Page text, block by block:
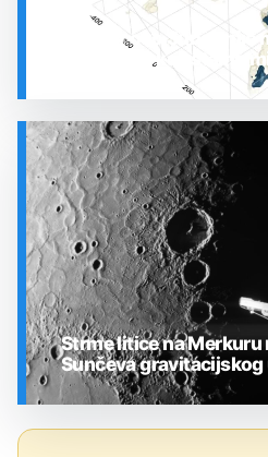
SVEMIR
Prostor oko Sunca nije
otkrila plin koji stalno
Strme litice na
Sunčeva gravitacijskog